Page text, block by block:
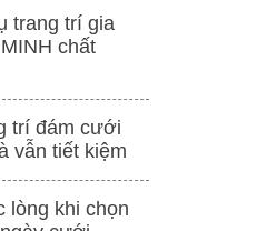
trang trí gia
chất
trí đám cưới
vẫn tiết kiệm
lòng khi chọn